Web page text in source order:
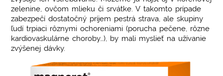
zelenine, ovčom mlieku či srvátke. V takomto prípade
zabezpečí dostatočný príjem pestrá strava, ale skupiny
ľudí trpiaci rôznymi ochoreniami (porucha pečene, rôzne
kardiovaskulárne choroby…), by mali myslieť na užívanie
zvýšenej dávky.